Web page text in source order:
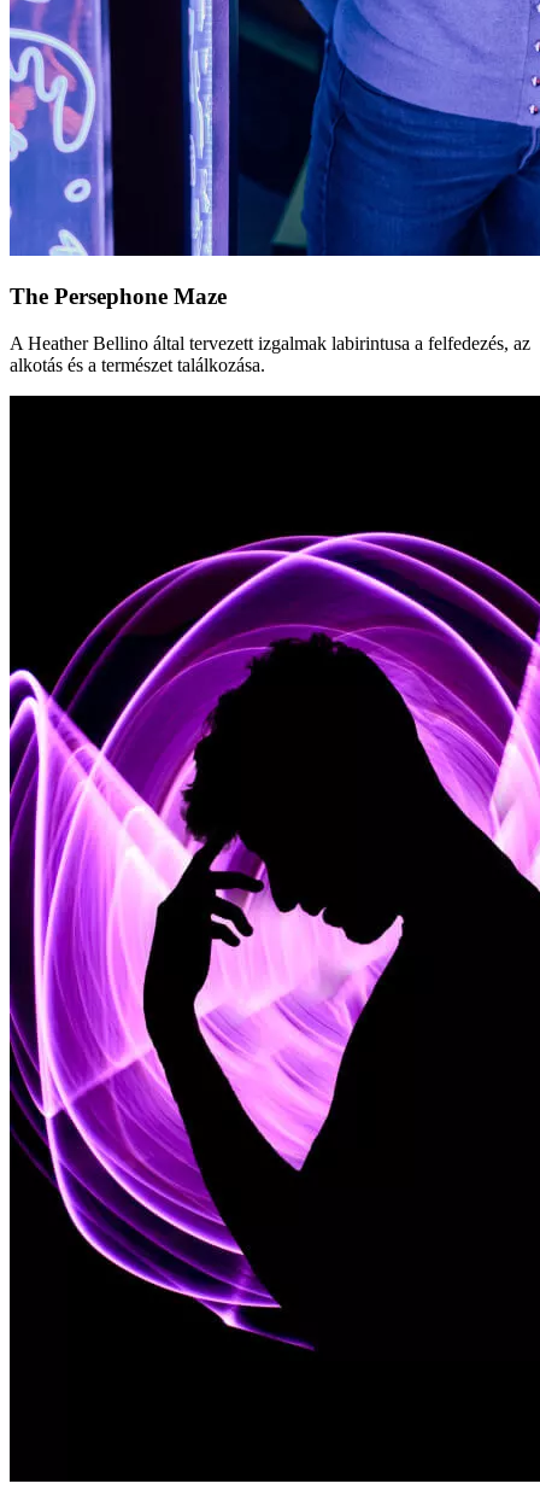
The Persephone Maze
A Heather Bellino által tervezett izgalmak labirintusa a felfedezés, az
alkotás és a természet találkozása.